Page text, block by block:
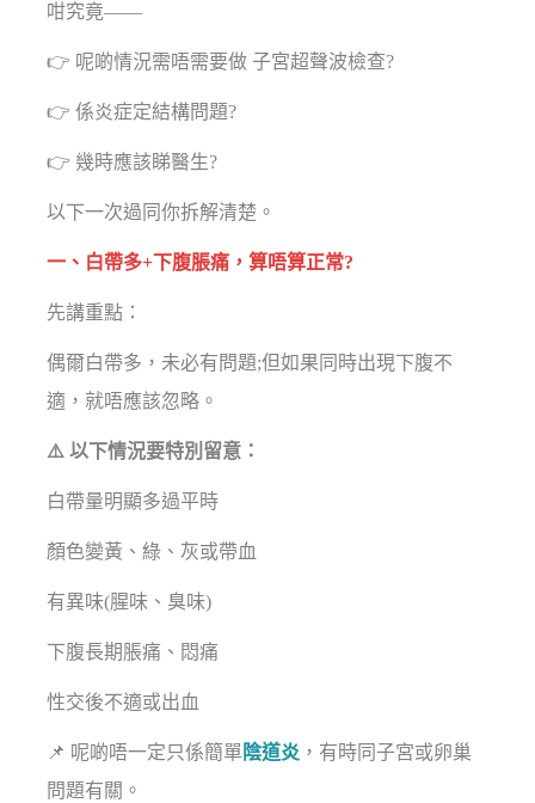
咁究竟——
👉 呢啲情況需唔需要做 子宮超聲波檢查?
👉 係炎症定結構問題?
👉 幾時應該睇醫生?
以下一次過同你拆解清楚。
一、白帶多+下腹脹痛，算唔算正常?
先講重點：
偶爾白帶多，未必有問題;但如果同時出現下腹不
適，就唔應該忽略。
⚠️ 以下情況要特別留意：
白帶量明顯多過平時
顏色變黃、綠、灰或帶血
有異味(腥味、臭味)
下腹長期脹痛、悶痛
性交後不適或出血
📌 呢啲唔一定只係簡單 陰道炎 ，有時同子宮或卵巢
問題有關。